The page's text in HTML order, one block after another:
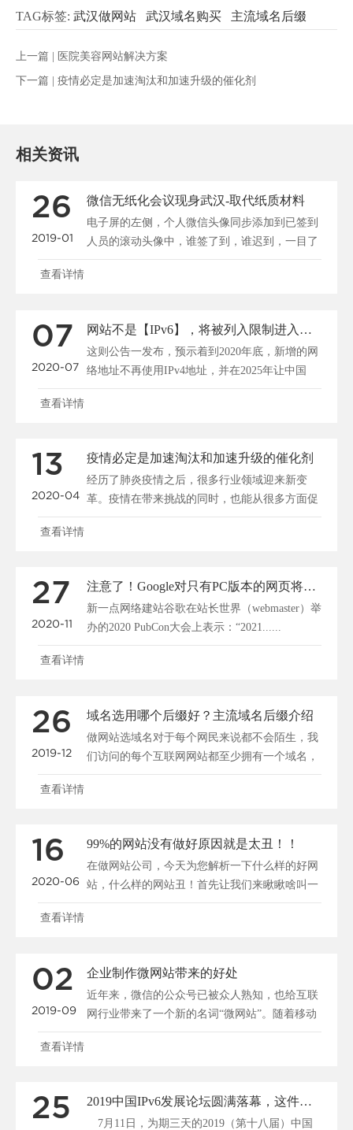
TAG标签: 武汉做网站 武汉域名购买 主流域名后缀
上一篇 | 医院美容网站解决方案
下一篇 | 疫情必定是加速淘汰和加速升级的催化剂
相关资讯
26
2019-01
微信无纸化会议现身武汉-取代纸质材料
电子屏的左侧，个人微信头像同步添加到已签到
人员的滚动头像中，谁签了到，谁迟到，一目了
然。5日，光谷一......
查看详情
07
2020-07
网站不是【IPv6】，将被列入限制进入网络推广？
这则公告一发布，预示着到2020年底，新增的网
络地址不再使用IPv4地址，并在2025年让中国
IPv......
查看详情
13
2020-04
疫情必定是加速淘汰和加速升级的催化剂
经历了肺炎疫情之后，很多行业领域迎来新变
革。疫情在带来挑战的同时，也能从很多方面促
成人们的自省、社会......
查看详情
27
2020-11
注意了！Google对只有PC版本的网页将不再收录
新一点网络建站谷歌在站长世界（webmaster）举
办的2020 PubCon大会上表示：“2021......
查看详情
26
2019-12
域名选用哪个后缀好？主流域名后缀介绍
做网站选域名对于每个网民来说都不会陌生，我
们访问的每个互联网网站都至少拥有一个域名，
比如新一点网络的......
查看详情
16
2020-06
99%的网站没有做好原因就是太丑！！
在做网站公司，今天为您解析一下什么样的好网
站，什么样的网站丑！首先让我们来瞅瞅啥叫一
个有品位的网站界......
查看详情
02
2019-09
企业制作微网站带来的好处
近年来，微信的公众号已被众人熟知，也给互联
网行业带来了一个新的名词“微网站”。随着移动
互联网的发展，......
查看详情
25 2019中国IPv6发展论坛圆满落幕，这件事关系着每个人！
7月11日，为期三天的2019（第十八届）中国